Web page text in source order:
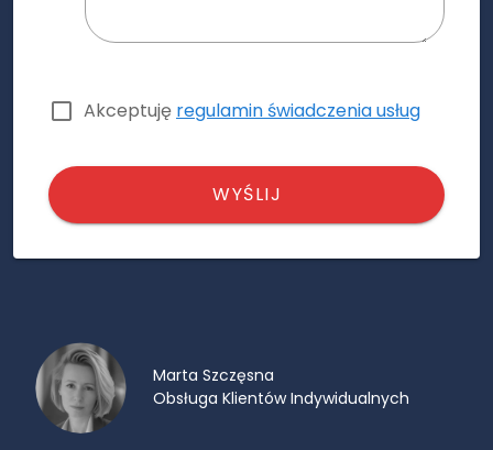
Akceptuję regulamin świadczenia usług
WYŚLIJ
Marta Szczęsna
Obsługa Klientów Indywidualnych